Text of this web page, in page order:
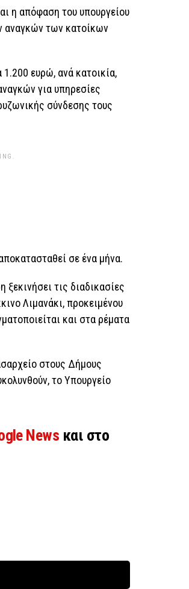
η απόφαση του υπουργείου
αναγκών των κατοίκων
ευρώ, ανά κατοικία,
για υπηρεσίες
σύνδεσης τους
σε ένα μήνα.
τις διαδικασίες
Λιμανάκι, προκειμένου
και στα ρέματα
στους Δήμους
το Υπουργείο
News και στο